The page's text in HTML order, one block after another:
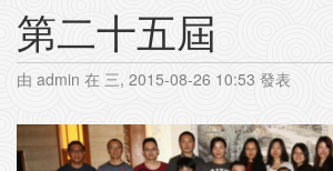
第二十五屆
由 admin 在 三, 2015-08-26 10:53 發表